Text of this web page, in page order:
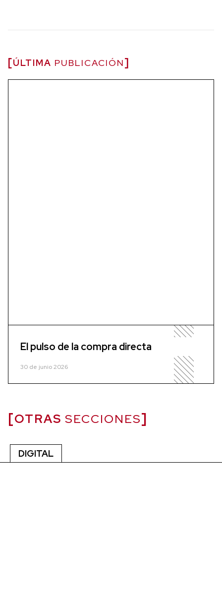
ÚLTIMA PUBLICACIÓN
El pulso de la compra directa
30 de junio 2026
OTRAS SECCIONES
DIGITAL